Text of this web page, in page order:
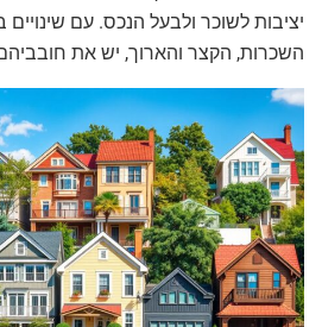
יציבות לשוכר ולבעל הנכס. עם שינויים
השכרות, הקצר והארוך, יש את